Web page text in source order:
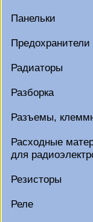
Панельки
Предохранители
Радиаторы
Разборка
Разъемы,
Расходные
для
Резисторы
Реле